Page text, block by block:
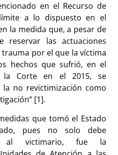
en el Recurso de
a lo dispuesto en el
la medida que, a pesar de
reservar las actuaciones
por el que la víctima
hechos que sufrió, en el
la Corte en el 2015, se
no revictimización como
[1].
que tomó el Estado
pues no solo debe
al victimario, fue la